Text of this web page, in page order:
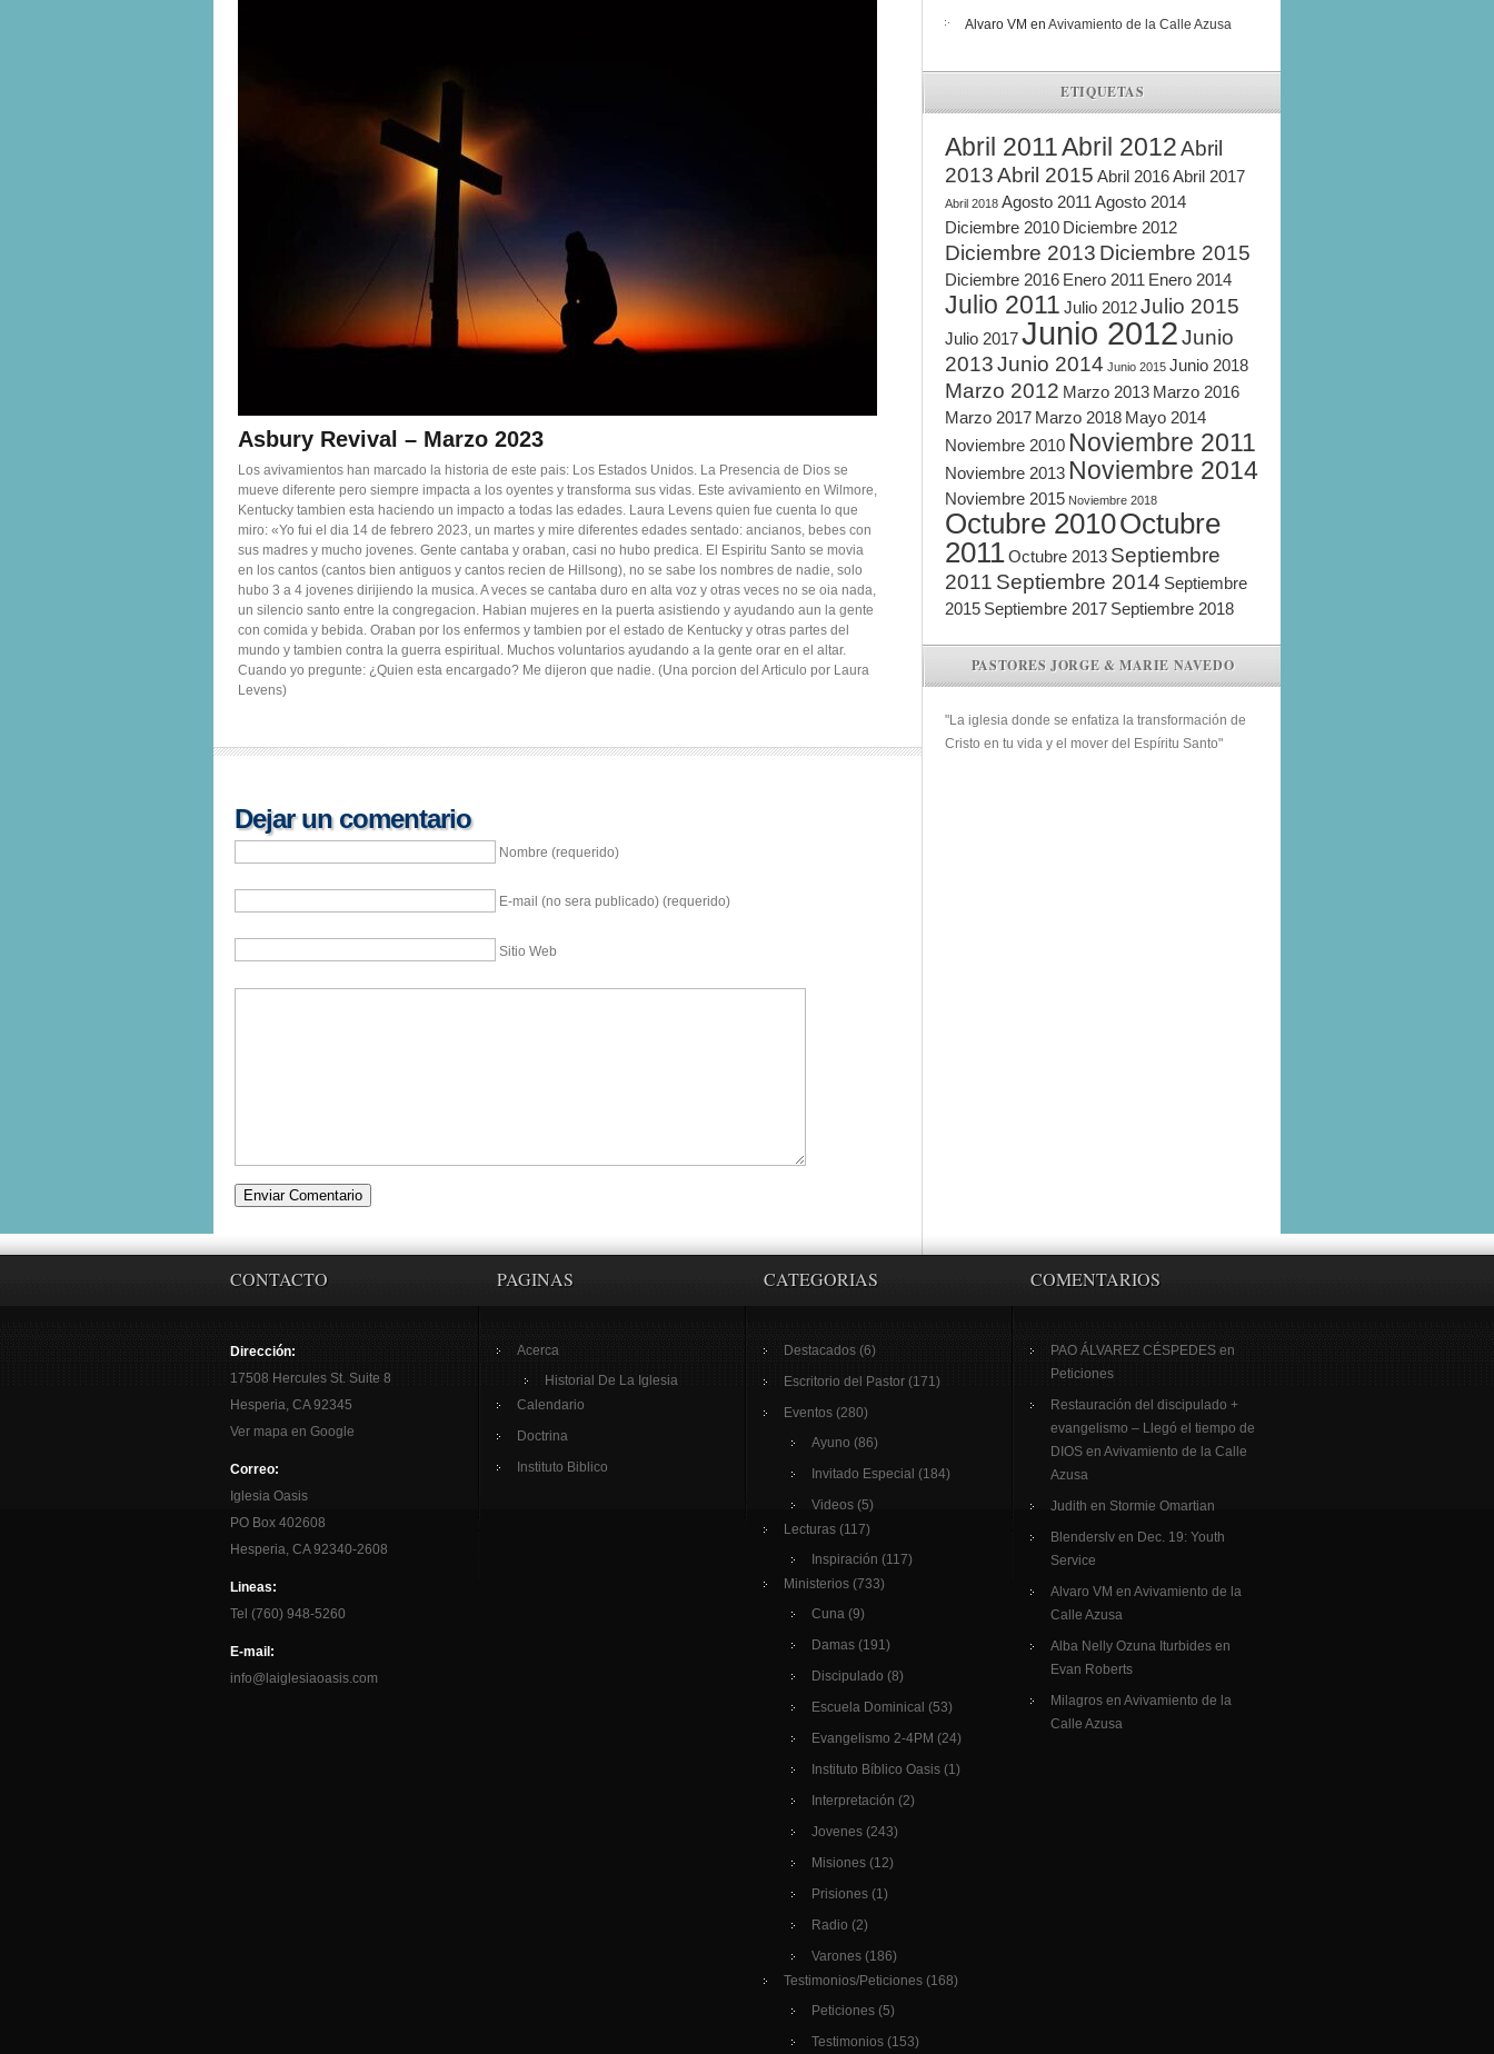
Asbury Revival – Marzo 2023
Los avivamientos han marcado la historia de este pais: Los Estados Unidos. La Presencia de Dios se
mueve diferente pero siempre impacta a los oyentes y transforma sus vidas. Este avivamiento en Wilmore,
Kentucky tambien esta haciendo un impacto a todas las edades. Laura Levens quien fue cuenta lo que
miro: «Yo fui el dia 14 de febrero 2023, un martes y mire diferentes edades sentado: ancianos, bebes con
sus madres y mucho jovenes. Gente cantaba y oraban, casi no hubo predica. El Espiritu Santo se movia
en los cantos (cantos bien antiguos y cantos recien de Hillsong), no se sabe los nombres de nadie, solo
hubo 3 a 4 jovenes dirijiendo la musica. A veces se cantaba duro en alta voz y otras veces no se oia nada,
un silencio santo entre la congregacion. Habian mujeres en la puerta asistiendo y ayudando aun la gente
con comida y bebida. Oraban por los enfermos y tambien por el estado de Kentucky y otras partes del
mundo y tambien contra la guerra espiritual. Muchos voluntarios ayudando a la gente orar en el altar.
Cuando yo pregunte: ¿Quien esta encargado? Me dijeron que nadie. (Una porcion del Articulo por Laura
Levens)
Dejar un comentario
Nombre (requerido)
E-mail (no sera publicado) (requerido)
Sitio Web
Alvaro VM en Avivamiento de la Calle Azusa
ETIQUETAS
Abril 2011Abril 2012Abril
2013Abril 2015 Abril 2016Abril 2017
Abril 2018 Agosto 2011 Agosto 2014
Diciembre 2010 Diciembre 2012
Diciembre 2013 Diciembre 2015
Diciembre 2016 Enero 2011 Enero 2014
Julio 2011 Julio 2012Julio 2015
Julio 2017Junio 2012Junio
2013Junio 2014 Junio 2015 Junio 2018
Marzo 2012 Marzo 2013 Marzo 2016
Marzo 2017 Marzo 2018 Mayo 2014
Noviembre 2010 Noviembre 2011
Noviembre 2013 Noviembre 2014
Noviembre 2015 Noviembre 2018
Octubre 2010Octubre
2011Octubre 2013 Septiembre
2011 Septiembre 2014 Septiembre
2015 Septiembre 2017 Septiembre 2018
PASTORES JORGE & MARIE NAVEDO
"La iglesia donde se enfatiza la transformación de
Cristo en tu vida y el mover del Espíritu Santo"
CONTACTO
Dirección:
17508 Hercules St. Suite 8
Hesperia, CA 92345
Ver mapa en Google
Correo:
Iglesia Oasis
PO Box 402608
Hesperia, CA 92340-2608
Lineas:
Tel (760) 948-5260
E-mail:
info@laiglesiaoasis.com
PAGINAS
Acerca
Historial De La Iglesia
Calendario
Doctrina
Instituto Biblico
CATEGORIAS
Destacados (6)
Escritorio del Pastor (171)
Eventos (280)
Ayuno (86)
Invitado Especial (184)
Videos (5)
Lecturas (117)
Inspiración (117)
Ministerios (733)
Cuna (9)
Damas (191)
Discipulado (8)
Escuela Dominical (53)
Evangelismo 2-4PM (24)
Instituto Bíblico Oasis (1)
Interpretación (2)
Jovenes (243)
Misiones (12)
Prisiones (1)
Radio (2)
Varones (186)
Testimonios/Peticiones (168)
Peticiones (5)
Testimonios (153)
COMENTARIOS
PAO ÁLVAREZ CÉSPEDES en
Peticiones
Restauración del discipulado +
evangelismo – Llegó el tiempo de
DIOS en Avivamiento de la Calle
Azusa
Judith en Stormie Omartian
Blenderslv en Dec. 19: Youth
Service
Alvaro VM en Avivamiento de la
Calle Azusa
Alba Nelly Ozuna Iturbides en
Evan Roberts
Milagros en Avivamiento de la
Calle Azusa